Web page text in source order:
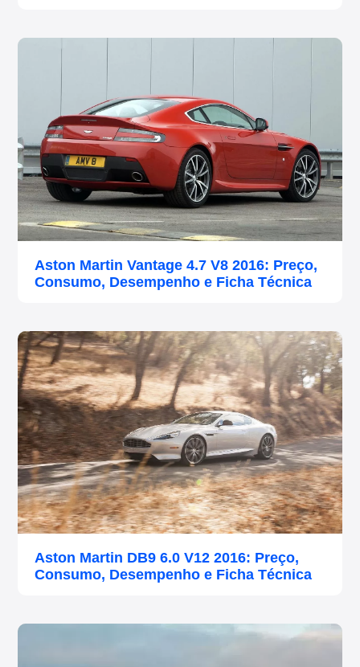
Aston Martin Vantage 4.7 V8 2016: Preço,
Consumo, Desempenho e Ficha Técnica
Aston Martin DB9 6.0 V12 2016: Preço,
Consumo, Desempenho e Ficha Técnica